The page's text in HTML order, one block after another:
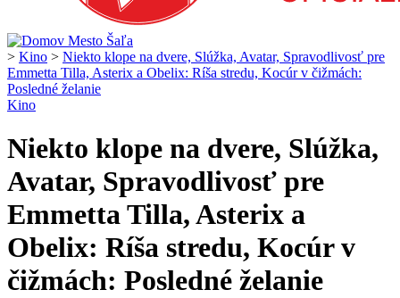
> Kino > Niekto klope na dvere, Slúžka, Avatar, Spravodlivosť pre
Emmetta Tilla, Asterix a Obelix: Ríša stredu, Kocúr v čižmách:
Posledné želanie
Kino
Niekto klope na dvere, Slúžka,
Avatar, Spravodlivosť pre
Emmetta Tilla, Asterix a
Obelix: Ríša stredu, Kocúr v
čižmách: Posledné želanie